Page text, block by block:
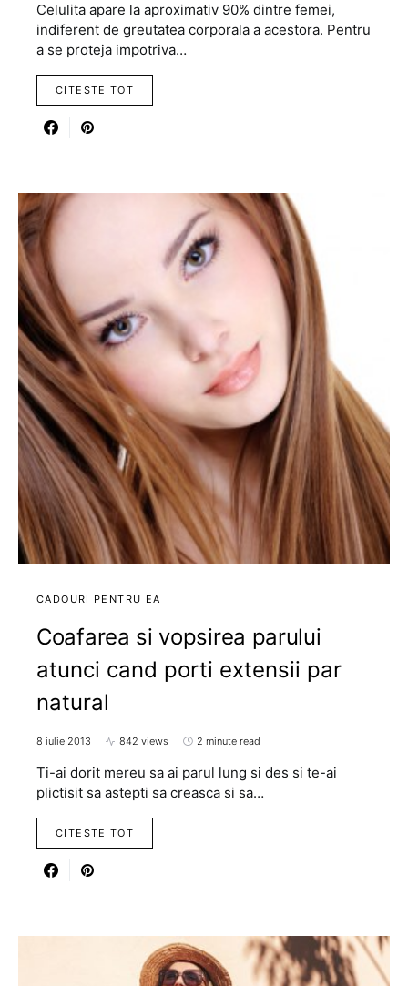
Celulita apare la aproximativ 90% dintre femei,
indiferent de greutatea corporala a acestora. Pentru
a se proteja impotriva…
CITESTE TOT
CADOURI PENTRU EA
Coafarea si vopsirea parului
atunci cand porti extensii par
natural
8 iulie 2013 842 views 2 minute read
Ti-ai dorit mereu sa ai parul lung si des si te-ai
plictisit sa astepti sa creasca si sa…
CITESTE TOT